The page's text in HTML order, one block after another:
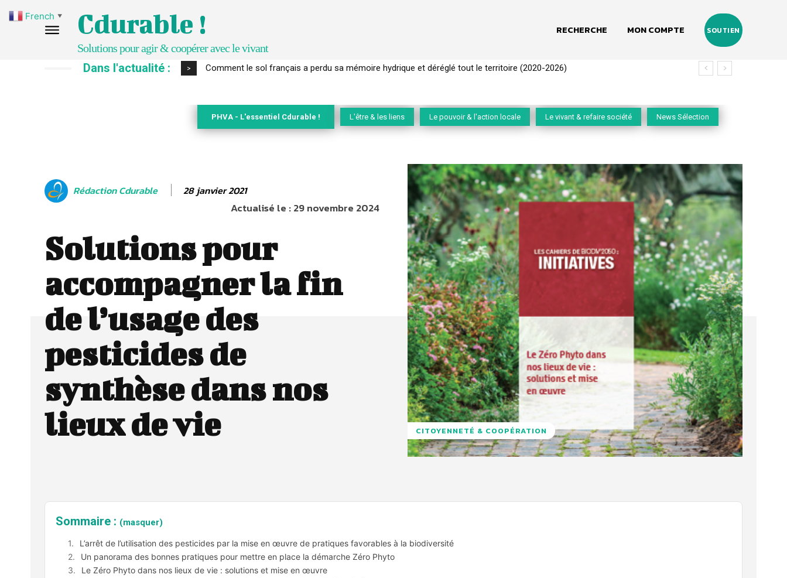
Cdurable !
Solutions pour agir & coopérer avec le vivant
RECHERCHE MON COMPTE SOUTIEN
Dans l'actualité : > Comment le sol français a perdu sa mémoire hydrique et déréglé tout le territoire (2020-2026)
PHVA - L'essentiel Cdurable ! L'être & les liens Le pouvoir & l'action locale Le vivant & refaire société News Sélection
Rédaction Cdurable 28 janvier 2021
Actualisé le :29 novembre 2024
Solutions pour
accompagner la fin
de l’usage des
pesticides de
synthèse dans nos
lieux de vie
CITOYENNETÉ & COOPÉRATION
Sommaire : (masquer)
L’arrêt de l’utilisation des pesticides par la mise en œuvre de pratiques favorables à la biodiversité
Un panorama des bonnes pratiques pour mettre en place la démarche Zéro Phyto
Le Zéro Phyto dans nos lieux de vie : solutions et mise en œuvre
French ▼